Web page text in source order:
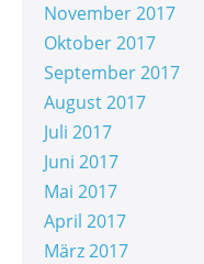
November 2017
Oktober 2017
September 2017
August 2017
Juli 2017
Juni 2017
Mai 2017
April 2017
März 2017